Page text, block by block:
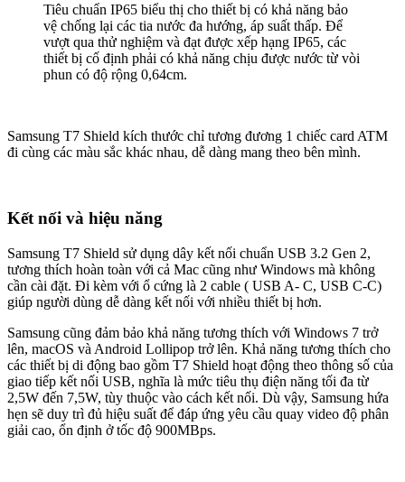
Tiêu chuẩn IP65 biểu thị cho thiết bị có khả năng bảo
vệ chống lại các tia nước đa hướng, áp suất thấp. Để
vượt qua thử nghiệm và đạt được xếp hạng IP65, các
thiết bị cố định phải có khả năng chịu được nước từ vòi
phun có độ rộng 0,64cm.
Samsung T7 Shield kích thước chỉ tương đương 1 chiếc card ATM
đi cùng các màu sắc khác nhau, dễ dàng mang theo bên mình.
Kết nối và hiệu năng
Samsung T7 Shield sử dụng dây kết nối chuẩn USB 3.2 Gen 2,
tương thích hoàn toàn với cả Mac cũng như Windows mà không
cần cài đặt. Đi kèm với ổ cứng là 2 cable ( USB A- C, USB C-C)
giúp người dùng dễ dàng kết nối với nhiều thiết bị hơn.
Samsung cũng đảm bảo khả năng tương thích với Windows 7 trở
lên, macOS và Android Lollipop trở lên. Khả năng tương thích cho
các thiết bị di động bao gồm T7 Shield hoạt động theo thông số của
giao tiếp kết nối USB, nghĩa là mức tiêu thụ điện năng tối đa từ
2,5W đến 7,5W, tùy thuộc vào cách kết nối. Dù vậy, Samsung hứa
hẹn sẽ duy trì đủ hiệu suất để đáp ứng yêu cầu quay video độ phân
giải cao, ổn định ở tốc độ 900MBps.